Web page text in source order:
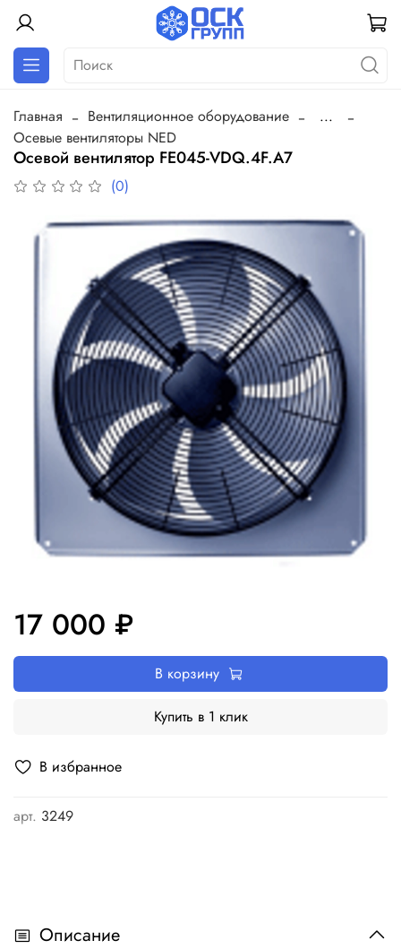
Главная Вентиляционное оборудование
...
Осевые вентиляторы NED
Осевой вентилятор FE045-VDQ.4F.A7
(0)
В избранное
арт. 3249
17 000 ₽
В корзину
Купить в 1 клик
Описание